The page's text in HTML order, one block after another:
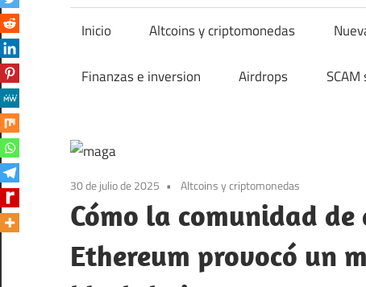
Inicio Altcoins y criptomonedas
Finanzas e inversion Airdrops
30 de julio de 2025 Altcoins y criptomonedas
Cómo la comunidad
Ethereum provocó un